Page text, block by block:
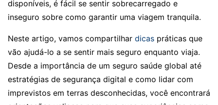
disponíveis, é fácil se sentir sobrecarregado e
inseguro sobre como garantir uma viagem tranquila.
Neste artigo, vamos compartilhar dicas práticas que
vão ajudá-lo a se sentir mais seguro enquanto viaja.
Desde a importância de um seguro saúde global até
estratégias de segurança digital e como lidar com
imprevistos em terras desconhecidas, você encontrará